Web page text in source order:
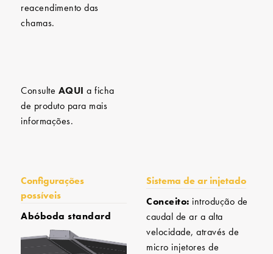
reacendimento das
chamas.
Consulte AQUI a ficha
de produto para mais
informações.
Configurações
possíveis
Abóboda standard
Sistema de ar injetado
Conceito: introdução de
caudal de ar a alta
velocidade, através de
micro injetores de